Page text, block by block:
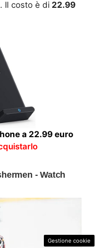
Il costo è di 22.99
a 22.99 euro
Gestione cookie